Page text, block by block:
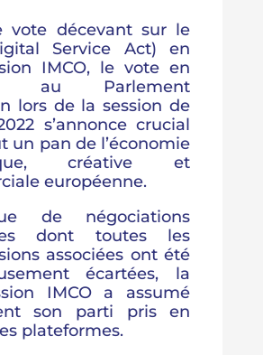
vote décevant sur le
Service Act) en
IMCO, le vote en
au Parlement
lors de la session de
s’annonce crucial
un pan de l’économie
créative et
européenne.
de négociations
dont toutes les
associées ont été
écartées, la
IMCO a assumé
son parti pris en
plateformes.